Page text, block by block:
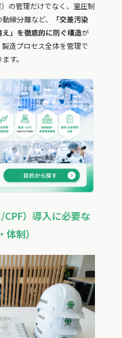
の管理だけでなく、室圧制
線分離など、
「交差汚染
え」を徹底的に防ぐ構造が
造プロセス全体を管理で
す。
）導入に必要な
制）